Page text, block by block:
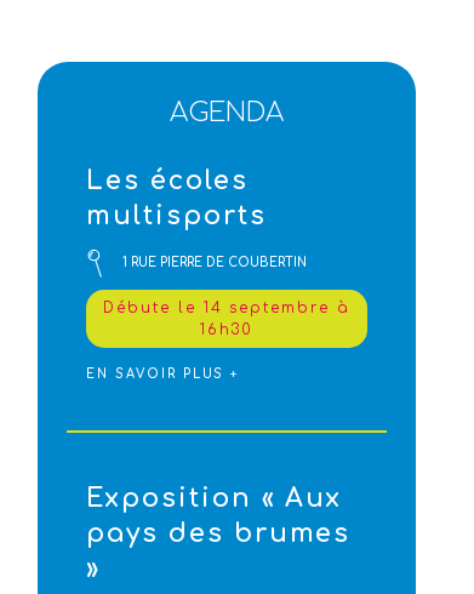
AGENDA
Les écoles
multisports
1 RUE PIERRE DE COUBERTIN
Débute le 14 septembre à
16h30
EN SAVOIR PLUS +
Exposition « Aux
pays des brumes
»